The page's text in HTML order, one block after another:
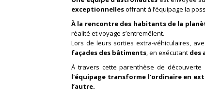
exceptionnellesoffrant à l’équipage la
À la rencontre des habitants de la
réalité et voyage s’entremêlent.
Lors de leurs sorties extra-véhiculaires,
façades des bâtiments, en exécutant des
À travers cette parenthèse de découverte
l'équipage transforme l’ordinaire en
l’autre.